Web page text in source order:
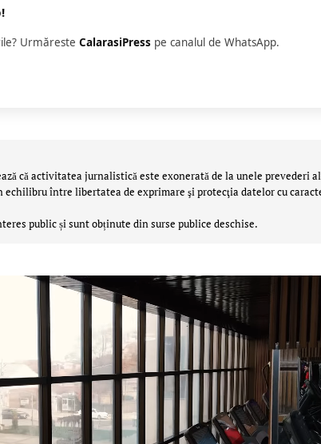
Urmăreste CalarasiPress pe canalul de WhatsApp.
că activitatea jurnalistică este exonerată de la unele prevederi
echilibru între libertatea de exprimare şi protecţia datelor cu
public și sunt obținute din surse publice deschise.